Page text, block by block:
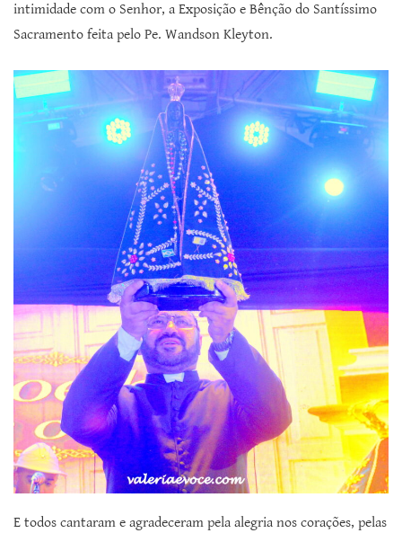
intimidade com o Senhor, a Exposição e Bênção do Santíssimo
Sacramento feita pelo Pe. Wandson Kleyton.
E todos cantaram e agradeceram pela alegria nos corações, pelas